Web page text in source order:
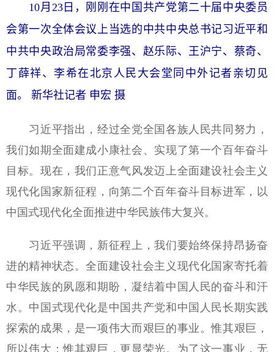
10月23日，刚刚在中国共产党第二十届中央委员
会第一次全体会议上当选的中共中央总书记习近平和
中共中央政治局常委李强、赵乐际、王沪宁、蔡奇、
丁薛祥、李希在北京人民大会堂同中外记者亲切见
面。 新华社记者 申宏 摄
习近平指出，经过全党全国各族人民共同努力，
我们如期全面建成小康社会、实现了第一个百年奋斗
目标。现在，我们正意气风发迈上全面建设社会主义
现代化国家新征程，向第二个百年奋斗目标进军，以
中国式现代化全面推进中华民族伟大复兴。
习近平强调，新征程上，我们要始终保持昂扬奋
进的精神状态。全面建设社会主义现代化国家寄托着
中华民族的夙愿和期盼，凝结着中国人民的奋斗和汗
水。中国式现代化是中国共产党和中国人民长期实践
探索的成果，是一项伟大而艰巨的事业。惟其艰巨，
所以伟大；惟其艰巨，更显荣光。为了这一事业，无